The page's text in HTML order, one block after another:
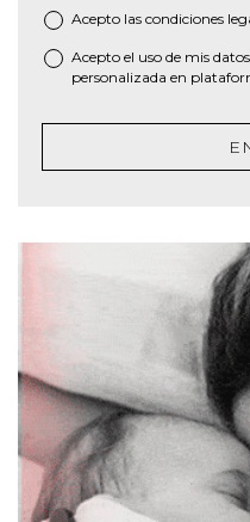
* Acepto las condiciones
Acepto el uso de mis
personalizada en